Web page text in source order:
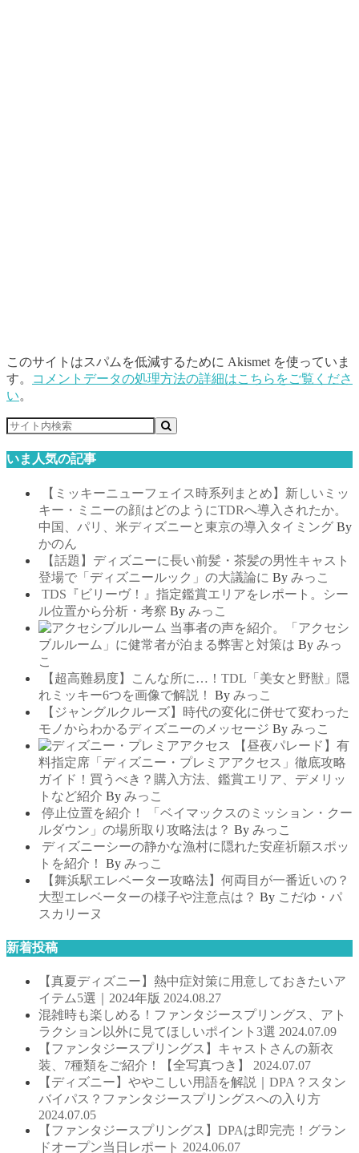
このサイトはスパムを低減するために Akismet を使っていま
す。
コメントデータの処理方法の詳細はこちらをご覧くださ
い。
いま人気の記事
【ミッキーニューフェイス時系列まとめ】新しいミッ
キー・ミニーの顔はどのようにTDRへ導入されたか。
中国、パリ、米ディズニーと東京の導入タイミング By
かのん
【話題】ディズニーに長い前髪・茶髪の男性キャスト
登場で「ディズニールック」の大議論に By みっこ
TDS『ビリーヴ！』指定鑑賞エリアをレポート。シー
ル位置から分析・考察 By みっこ
当事者の声を紹介。「アクセシ
ブルルーム」に健常者が泊まる弊害と対策は By みっ
こ
【超高難易度】こんな所に…！TDL「美女と野獣」隠
れミッキー6つを画像で解説！
By みっこ
【ジャングルクルーズ】時代の変化に併せて変わった
モノからわかるディズニーのメッセージ By みっこ
【昼夜パレード】有
料指定席「ディズニー・プレミアアクセス」徹底攻略
ガイド！買うべき？購入方法、鑑賞エリア、デメリッ
トなど紹介 By みっこ
停止位置を紹介！ 「ベイマックスのミッション・クー
ルダウン」の場所取り攻略法は？ By みっこ
ディズニーシーの静かな漁村に隠れた安産祈願スポッ
トを紹介！
By みっこ
【舞浜駅エレベーター攻略法】何両目が一番近いの？
大型エレベーターの様子や注意点は？ By こだゆ・パ
スカリーヌ
新着投稿
【真夏ディズニー】熱中症対策に用意しておきたいア
イテム5選｜2024年版 2024.08.27
混雑時も楽しめる！ファンタジースプリングス、アト
ラクション以外に見てほしいポイント3選 2024.07.09
【ファンタジースプリングス】キャストさんの新衣
装、7種類をご紹介！【全写真つき】 2024.07.07
【ディズニー】ややこしい用語を解説｜DPA？スタン
バイパス？ファンタジースプリングスへの入り方
2024.07.05
【ファンタジースプリングス】DPAは即完売！グラン
ドオープン当日レポート 2024.06.07